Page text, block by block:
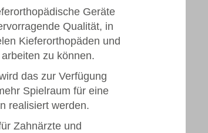
Geräte
Qualität, in
Kieferorthopäden und
zu können.
das zur Verfügung
Spielraum für eine
realisiert werden.
Zahnärzte und